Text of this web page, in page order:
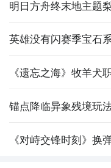
明日方舟终末地主题
英雄没有闪赛季宝石
《遗忘之海》牧羊犬
锚点降临异象残境玩
《对峙交锋时刻》换